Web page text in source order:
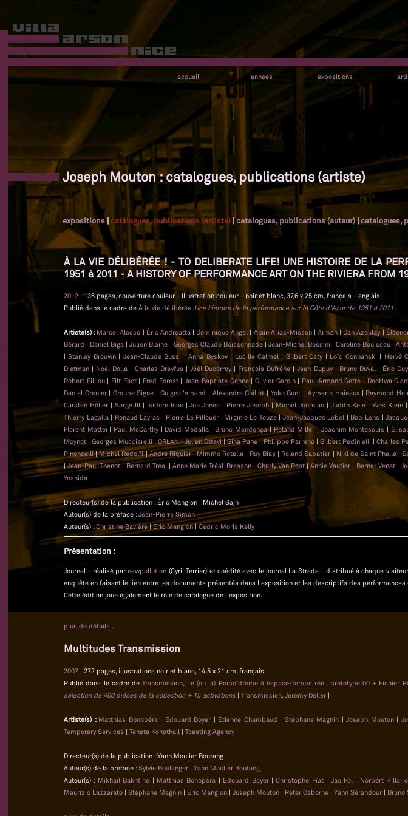
accueil années expositions
Joseph Mouton : catalogues, publications (artiste)
expositions|catalogues, publications (artiste)|catalogues, publications (auteur)|catalogues,
À LA VIE DÉLIBÉRÉE ! - TO DELIBERATE LIFE! UNE HISTOIRE DE LA
1951 à 2011 - A HISTORY OF PERFORMANCE ART ON THE RIVIERA FROM
2012| 136 pages, couverture couleur - illustration couleur - noir et blanc, 37,6 x 25 cm, français - anglais
Publié dans le cadre de À la vie délibérée, Une histoire de la performance sur la Côte d'Azur de 1951 à 2011 |
Artiste(s) : Marcel Alocco | Éric Andreatta| Dominique Angel | Alain Arias-Misson| Arman| Dan Azoulay|
Bérard | Daniel Biga |Julien Blaine | Georges Claude Boissonnade|Jean-Michel Bossini |Caroline Bouissou |
|Stanley Brouwn| Jean-Claude Bussi |Anna Byskov| Lucille Calmel | Gilbert Caty| Loïc Connanski | Hervé
Dietman | Noël Dolla | Charles Dreyfus |Joël Ducorroy| François Dufrêne|Jean Dupuy|Bruno Duval| Éric
Robert Filliou| Filt Fact| Fred Forest| Jean-Baptiste Ganne| Olivier Garcin| Paul-Armand Gette | DooHwa
Daniel Grenier| Groupe Signe | Guignol's band | Alexandra Guillot| Yoko Gunji |Aymeric Hainaux | Raymond
Carsten Höller| Serge III| Isidore Isou|Joe Jones | Pierre Joseph | Michel Journiac | Judith Kele| Yves Klein|
Thierry Lagalla| Renaud Layrac | Pierre Le Pillouër | Virginie Le Touze|Jean-Jacques Lebel | Bob Lens |
Florent Mattei | Paul McCarthy| David Medalla | Bruno Mendonça|Roland Miller|Joachim Montessuis |
Moynot |Georges Mucciarelli |ORLAN|Julien Ottavi|Gina Pane|Philippe Parreno| Gilbert Pedinielli | Charles
Pinoncelli|Michel Redolfi|André Riquier|Mimmo Rotella | Ruy Blas | Roland Sabatier | Niki de Saint Phalle |
|Jean-Paul Thenot|Bernard Tréal | Anne Marie Tréal-Bresson|Charly Van Rest|Annie Vautier | Bernar Venet|
Yoshida
Directeur(s) de la publication : Éric Mangion | Michel Sajn
Auteur(s) de la préface :Jean-Pierre Simon
Auteur(s) :Christine Bavière|Éric Mangion|Cédric Moris Kelly
Présentation :
Journal - réalisé par newpollution (Cyril Terrier) et coédité avec le journal La Strada - distribué à chaque
enquête en faisant le lien entre les documents présentés dans l'exposition et les descriptifs des
Cette édition joue également le rôle de catalogue de l'exposition.
plus de détails...
Multitudes Transmission
2007 | 272 pages, illustrations noir et blanc, 14,5 x 21 cm, français
Publié dans le cadre deTransmission, Le (ou la) Poïpoïdrome à espace-temps réel, prototype 00 + Fichier
sélection de 400 pièces de la collection + 15 activations | Transmission, Jeremy Deller |
Artiste(s) : Matthias Bonopéra | Edouard Boyer | Étienne Chambaud | Stéphane Magnin |Joseph Mouton|
Temporary Services | Tensta Konsthall | Toasting Agency
Directeur(s) de la publication : Yann Moulier Boutang
Auteur(s) de la préface :Sylvie Boulanger | Yann Moulier Boutang
Auteur(s) : Mikhaïl Bakhtine | Matthias Bonopéra | Edouard Boyer |Christophe Fiat | Jac Fol | Norbert Hillaire
Maurizio Lazzarato | Stéphane Magnin | Éric Mangion | Joseph Mouton | Peter Osborne | Yann Sérandour | Bruno